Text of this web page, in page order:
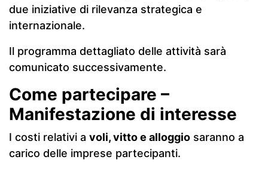
due iniziative di rilevanza strategica e
internazionale.
Il programma dettagliato delle attività sarà
comunicato successivamente.
Come partecipare –
Manifestazione di interesse
I costi relativi a voli, vitto e alloggio saranno a
carico delle imprese partecipanti.